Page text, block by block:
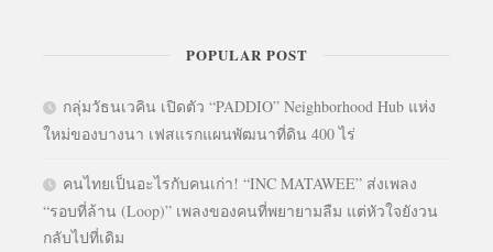
POPULAR POST
กลุ่มวัธนเวคิน เปิดตัว “PADDIO” Neighborhood Hub แห่ง
ใหม่ของบางนา เฟสแรกแผนพัฒนาที่ดิน 400 ไร่
คนไทยเป็นอะไรกับคนเก่า! “INC MATAWEE” ส่งเพลง
“รอบที่ล้าน (Loop)” เพลงของคนที่พยายามลืม แต่หัวใจยังวน
กลับไปที่เดิม